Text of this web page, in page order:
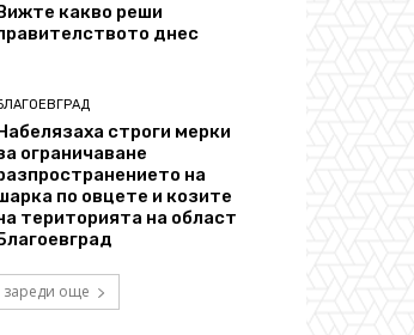
какво реши
днес
строги мерки
ограничаване
на
по овцете и козите
територията на област
зареди още